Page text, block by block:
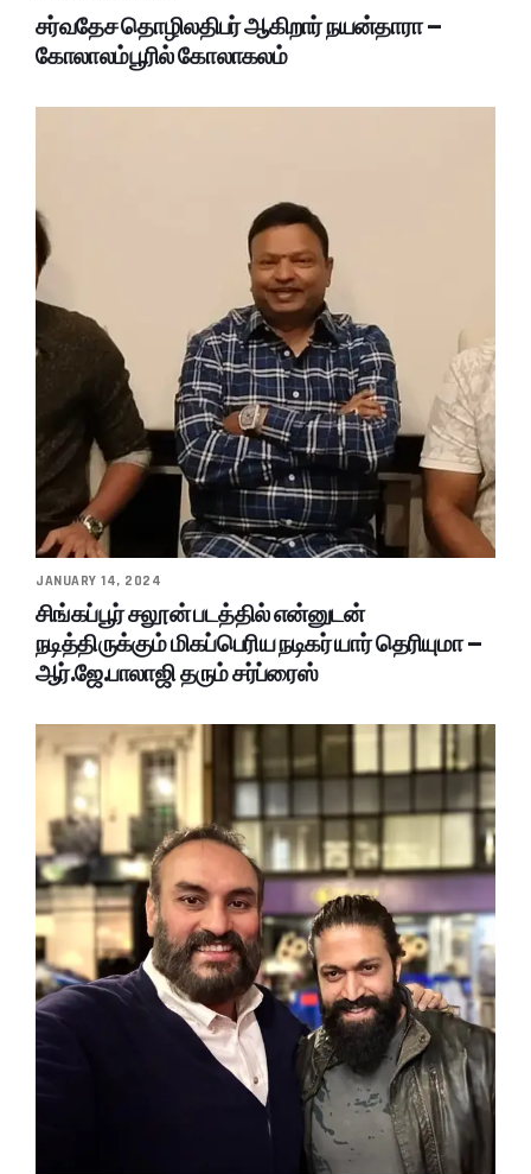
சர்வதேச தொழிலதிபர் ஆகிறார் நயன்தாரா –
கோலாலம்பூரில் கோலாகலம்
JANUARY 14, 2024
சிங்கப்பூர் சலூன் படத்தில் என்னுடன்
நடித்திருக்கும் மிகப்பெரிய நடிகர் யார் தெரியுமா –
ஆர்.ஜே.பாலாஜி தரும் சர்ப்ரைஸ்